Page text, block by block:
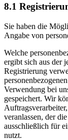
8.1
Sie haben die
Angabe von
Welche
ergibt sich aus der
Registrierung
Verwendung bei
gespeichert. Wir
veranlassen, der
ausschließlich für
nutzt.